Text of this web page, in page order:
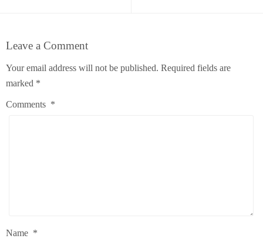
Leave a Comment
Your email address will not be published. Required fields are
marked *
Comments *
Name *